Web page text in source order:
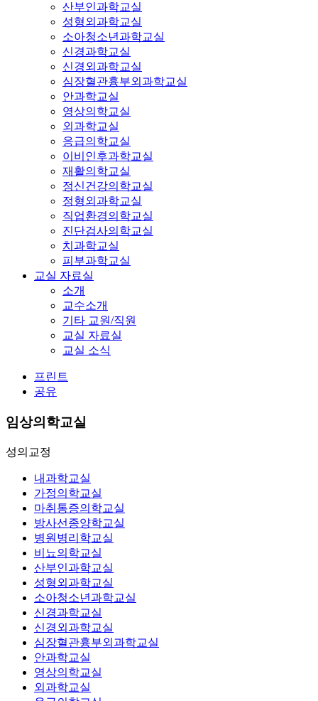
산부인과학교실
성형외과학교실
소아청소년과학교실
신경과학교실
신경외과학교실
심장혈관흉부외과학교실
안과학교실
영상의학교실
외과학교실
응급의학교실
이비인후과학교실
재활의학교실
정신건강의학교실
정형외과학교실
직업환경의학교실
진단검사의학교실
치과학교실
피부과학교실
교실 자료실
소개
교수소개
기타 교원/직원
교실 자료실
교실 소식
프린트
공유
임상의학교실
성의교정
내과학교실
가정의학교실
마취통증의학교실
방사선종양학교실
병원병리학교실
비뇨의학교실
산부인과학교실
성형외과학교실
소아청소년과학교실
신경과학교실
신경외과학교실
심장혈관흉부외과학교실
안과학교실
영상의학교실
외과학교실